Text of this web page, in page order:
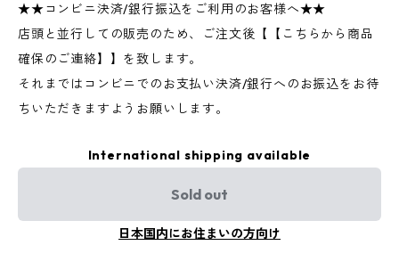
★★コンビニ決済/銀行振込をご利用のお客様へ★★
店頭と並行しての販売のため、ご注文後【【こちらから商品
確保のご連絡】】を致します。
それまではコンビニでのお支払い決済/銀行へのお振込をお待
ちいただきますようお願いします。
International shipping available
Sold out
日本国内にお住まいの方向け